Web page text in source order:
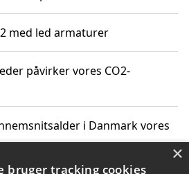
med led armaturer
påvirker vores CO2-
i Danmark vores
×
bruger tracking cookies